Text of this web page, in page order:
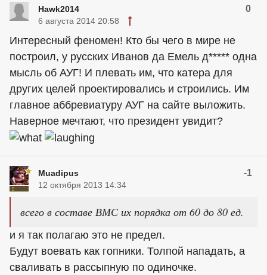
Hawk2014 0
6 августа 2014 20:58
Интересный феномен! Кто бы чего в мире не
построил, у русских Иванов да Емель д***** одна
мысль об АУГ! И плевать им, что катера для
других целей проектировались и строились. Им
главное аббревиатуру АУГ на сайте выложить.
Наверное мечтают, что президент увидит?
Muadipus -1
12 октября 2013 14:34
всего в составе ВМС их порядка от 60 до 80 ед.
и я так полагаю это не предел.
Будут воевать как гопники. Толпой нападать, а
сваливать в рассыпную по одиночке.